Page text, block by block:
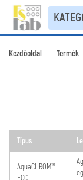
Kezdőoldal - Termék
Típus
AquaCHROM™